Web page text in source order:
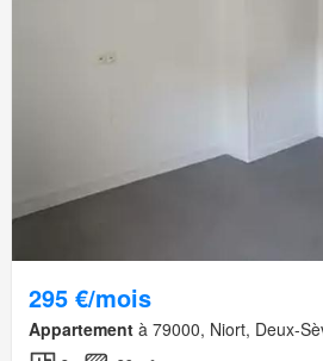
295 €/mois
Appartement à 79000, Niort, Deux-